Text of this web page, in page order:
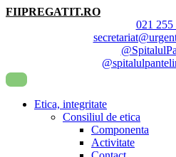
FIIPREGATIT.RO
021 255
Etica, integritate
Consiliul de etica
Componenta
Activitate